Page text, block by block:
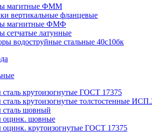
магитные ФММ
вертикальные фланцевые
магнитные ФМФ
сетчатые латунные
водоструйные стальные 40с10бк
крутоизогнутые ГОСТ 17375
крутоизогнутые толстостенные
шовный
оцинк. шовные
крутоизогнутые ГОСТ 17375